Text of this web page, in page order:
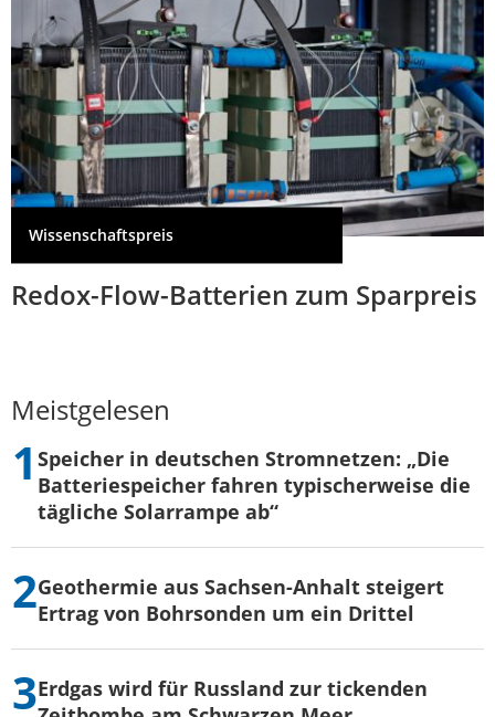
Wissenschaftspreis
Redox-Flow-Batterien zum Sparpreis
Meistgelesen
Speicher in deutschen Stromnetzen: „Die
Batteriespeicher fahren typischerweise die
tägliche Solarrampe ab“
Geothermie aus Sachsen-Anhalt steigert
Ertrag von Bohrsonden um ein Drittel
Erdgas wird für Russland zur tickenden